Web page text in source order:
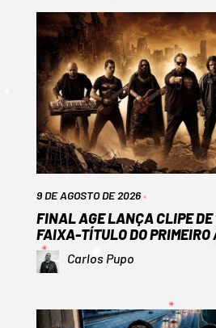
9 DE AGOSTO DE 2026
FINAL AGE LANÇA CLIPE DE
FAIXA-TÍTULO DO PRIMEIRO
Carlos Pupo